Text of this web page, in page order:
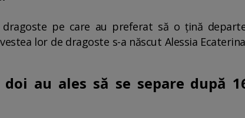
pe care au preferat să o țină
lor de dragoste s-a născut Alessia
au ales să se separe după